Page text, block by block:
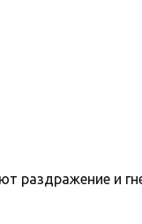
раздражение и